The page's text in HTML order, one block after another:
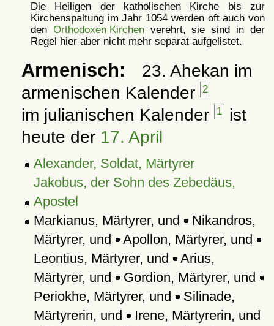
Die Heiligen der katholischen Kirche bis zur
Kirchenspaltung im Jahr 1054 werden oft auch von
den Orthodoxen Kirchenverehrt, sie sind in der
Regel hier aber nicht mehr separat aufgelistet.
Armenisch:
23. Ahekan im
armenischen Kalender
2
im julianischen Kalender 1 ist
heute der 17. April
Alexander, Soldat, Märtyrer
Jakobus, der Sohn des Zebedäus,
Apostel
Markianus, Märtyrer, und Nikandros,
Märtyrer, und Apollon, Märtyrer, und
Leontius, Märtyrer, und Arius,
Märtyrer, und Gordion, Märtyrer, und
Periokhe, Märtyrer, und Silinade,
Märtyrerin, und Irene, Märtyrerin, und